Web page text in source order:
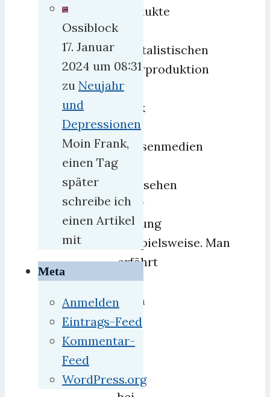
Produkte
der
kapitalistischen
Überproduktion
sind,
dank
der
Massenmedien
wie
Fernsehen
oder
Zeitung
beispielsweise. Man
erfährt
aber
auch
nie
alles
wie
Ossiblock
17. Januar
2024 um 08:31
zu Neujahr
und
Depressionen
Moin Frank,
einen Tag
später
schreibe ich
einen Artikel
mit
Meta
Anmelden
Eintrags-Feed
Kommentar-
Feed
WordPress.org